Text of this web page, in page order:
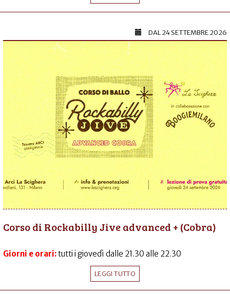
DAL24 SETTEMBRE 2026
Corso di Rockabilly Jive advanced + (Cobra)
Giorni e orari:tutti i giovedì dalle 21.30 alle 22.30
LEGGI TUTTO